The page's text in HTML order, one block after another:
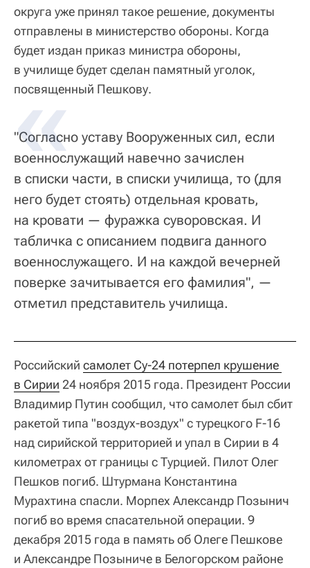
округа уже принял такое решение, документы
отправлены в министерство обороны. Когда
будет издан приказ министра обороны,
в училище будет сделан памятный уголок,
посвященный Пешкову.
"Согласно уставу Вооруженных сил, если
военнослужащий навечно зачислен
в списки части, в списки училища, то (для
него будет стоять) отдельная кровать,
на кровати — фуражка суворовская. И
табличка с описанием подвига данного
военнослужащего. И на каждой вечерней
поверке зачитывается его фамилия", —
отметил представитель училища.
Российский самолет Су-24 потерпел крушение
в Сирии 24 ноября 2015 года. Президент России
Владимир Путин сообщил, что самолет был сбит
ракетой типа "воздух-воздух" с турецкого F-16
над сирийской территорией и упал в Сирии в 4
километрах от границы с Турцией. Пилот Олег
Пешков погиб. Штурмана Константина
Мурахтина спасли. Морпех Александр Позынич
погиб во время спасательной операции. 9
декабря 2015 года в память об Олеге Пешкове
и Александре Позыниче в Белогорском районе